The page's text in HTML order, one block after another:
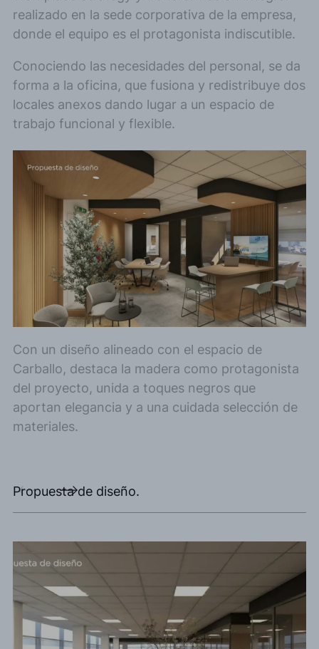
realizado en la sede corporativa de la empresa,
donde el equipo es el protagonista indiscutible.
Conociendo las necesidades del personal, se da
forma a la oficina, que fusiona y redistribuye dos
locales anexos dando lugar a un espacio de
trabajo funcional y flexible.
Con un diseño alineado con el espacio de
Carballo, destaca la madera como protagonista
del proyecto, unida a toques negros que
aportan elegancia y a una cuidada selección de
materiales.
Propuesta de diseño.